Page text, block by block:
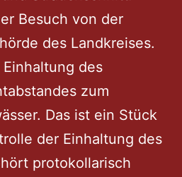
Besuch von der
des Landkreises.
des
zum
Das ist ein Stück
der Einhaltung des
protokollarisch